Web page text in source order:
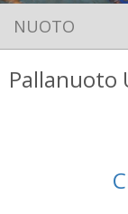
NUOTO
Pallanuoto